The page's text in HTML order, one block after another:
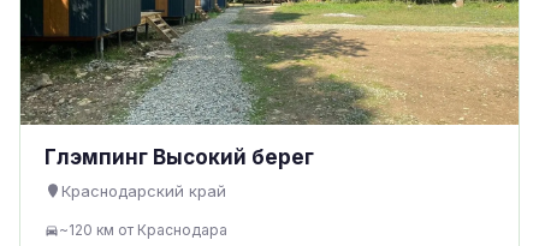
Глэмпинг Высокий берег
Краснодарский край
~120 км от Краснодара